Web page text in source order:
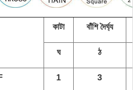
কাটা বাঁশি দৈর্ঘ্য
ঘ ঠ
1 3